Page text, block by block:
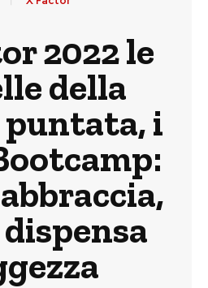
2022 le
della
i
dispensa